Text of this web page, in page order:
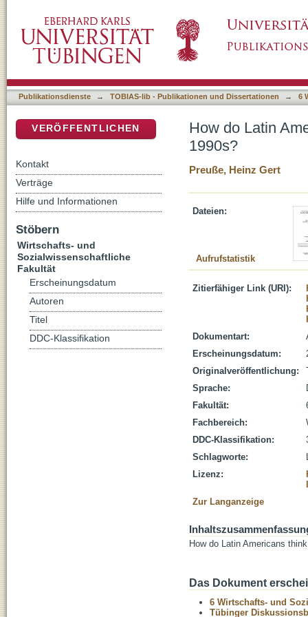
Publikationsdienste → TOBIAS-lib - Publikationen und Dissertationen → 6
How do Latin
1990s?
Preuße, Heinz Gert
Dateien:
Aufrufstatistik
Zitierfähiger Link (URI):
Dokumentart:
Erscheinungsdatum:
Originalveröffentlichung:
Sprache:
Fakultät:
Fachbereich:
DDC-Klassifikation:
Schlagworte:
Lizenz:
Zur Langanzeige
How do Latin Americans
Das Dokument
6 Wirtschafts- und
Tübinger
VERÖFFENTLICHEN
Kontakt
Verträge
Hilfe und Informationen
Stöbern
Wirtschafts- und
Sozialwissenschaftliche
Fakultät
Erscheinungsdatum
Autoren
Titel
DDC-Klassifikation